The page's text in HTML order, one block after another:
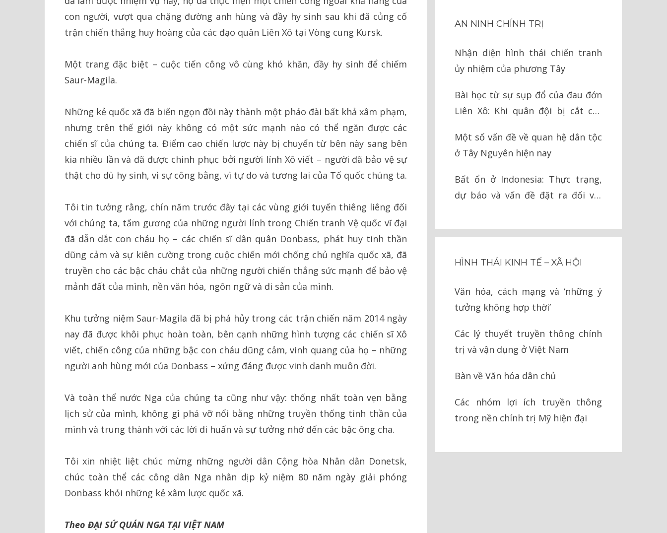
con người, vượt qua chặng đường anh hùng và đầy hy sinh sau khi đã củng cố
trận chiến thắng huy hoàng của các đạo quân Liên Xô tại Vòng cung Kursk.
Một trang đặc biệt – cuộc tiến công vô cùng khó khăn, đầy hy sinh để chiếm
Saur-Magila.
Những kẻ quốc xã đã biến ngọn đồi này thành một pháo đài bất khả xâm phạm,
nhưng trên thế giới này không có một sức mạnh nào có thể ngăn được các
chiến sĩ của chúng ta. Điểm cao chiến lược này bị chuyển từ bên này sang bên
kia nhiều lần và đã được chinh phục bởi người lính Xô viết – người đã bảo vệ sự
thật cho dù hy sinh, vì sự công bằng, vì tự do và tương lai của Tổ quốc chúng ta.
Tôi tin tưởng rằng, chín năm trước đây tại các vùng giới tuyến thiêng liêng đối
với chúng ta, tấm gương của những người lính trong Chiến tranh Vệ quốc vĩ đại
đã dẫn dắt con cháu họ – các chiến sĩ dân quân Donbass, phát huy tinh thần
dũng cảm và sự kiên cường trong cuộc chiến mới chống chủ nghĩa quốc xã, đã
truyền cho các bậc cháu chắt của những người chiến thắng sức mạnh để bảo vệ
mảnh đất của mình, nền văn hóa, ngôn ngữ và di sản của mình.
Khu tưởng niệm Saur-Magila đã bị phá hủy trong các trận chiến năm 2014 ngày
nay đã được khôi phục hoàn toàn, bên cạnh những hình tượng các chiến sĩ Xô
viết, chiến công của những bậc con cháu dũng cảm, vinh quang của họ – những
người anh hùng mới của Donbass – xứng đáng được vinh danh muôn đời.
Và toàn thể nước Nga của chúng ta cũng như vậy: thống nhất toàn vẹn bằng
lịch sử của mình, không gì phá vỡ nổi bằng những truyền thống tinh thần của
mình và trung thành với các lời di huấn và sự tưởng nhớ đến các bậc ông cha.
Tôi xin nhiệt liệt chúc mừng những người dân Cộng hòa Nhân dân Donetsk,
chúc toàn thể các công dân Nga nhân dịp kỷ niệm 80 năm ngày giải phóng
Donbass khỏi những kẻ xâm lược quốc xã.
Theo ĐẠI SỨ QUÁN NGA TẠI VIỆT NAM
AN NINH CHÍNH TRỊ
Nhận diện hình thái chiến tranh
ủy nhiệm của phương Tây
Bài học từ sự sụp đổ của đau đớn
Liên Xô: Khi quân đội bị cắt cụt
Một số vấn đề về quan hệ dân tộc
ở Tây Nguyên hiện nay
Bất ổn ở Indonesia: Thực trạng,
dự báo và vấn đề đặt ra đối với
HÌNH THÁI KINH TẾ – XÃ HỘI
Văn hóa, cách mạng và ‘những ý
tưởng không hợp thời’
Các lý thuyết truyền thông chính
trị và vận dụng ở Việt Nam
Bàn về Văn hóa dân chủ
Các nhóm lợi ích truyền thông
trong nền chính trị Mỹ hiện đại